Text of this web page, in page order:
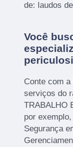
de: laudos
Você
Conte com
serviços do
TRABALHO
por
Segurança